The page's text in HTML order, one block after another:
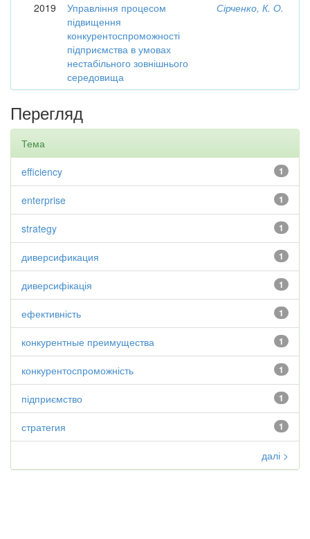
2019
Управління процесом
підвищення
конкурентоспроможності
підприємства в умовах
нестабільного зовнішнього
середовища
Сірченко, К. О.
Перегляд
Тема
1
efficiency
1
enterprise
1
strategy
1
диверсификация
1
диверсифікація
1
ефективність
1
конкурентные преимущества
1
конкурентоспроможність
1
підприємство
1
стратегия
далі >